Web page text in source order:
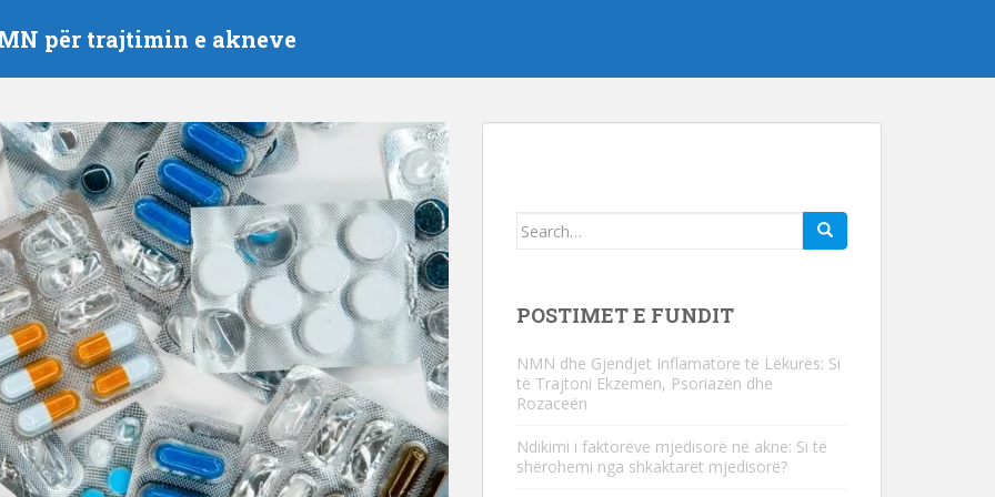
për trajtimin e akneve
Kërko
POSTIMET E FUNDIT
NMN dhe Gjendjet Inflamatore të Lëkurës: Si
të Trajtoni Ekzemën, Psoriazën dhe
Rozaceën
Ndikimi i faktorëve mjedisorë në akne: Si të
shërohemi nga shkaktarët mjedisorë?